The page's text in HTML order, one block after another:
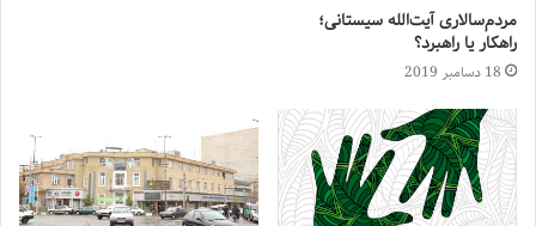
مردم‌سالاری آیت‌الله سیستانی؛
راهکار یا راهبرد؟
18 دسامبر 2019